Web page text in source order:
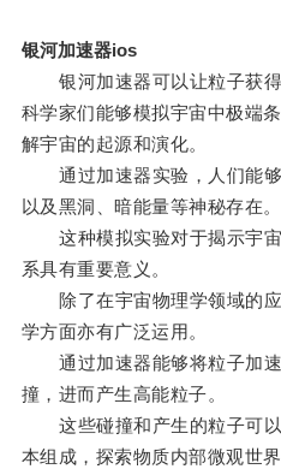
银河加速器ios
银河加速器可以让粒子获得
科学家们能够模拟宇宙中极端
解宇宙的起源和演化。
通过加速器实验，人们能够
以及黑洞、暗能量等神秘存在。
这种模拟实验对于揭示宇宙
系具有重要意义。
除了在宇宙物理学领域的应
学方面亦有广泛运用。
通过加速器能够将粒子加速
撞，进而产生高能粒子。
这些碰撞和产生的粒子可以
本组成，探索物质内部微观世